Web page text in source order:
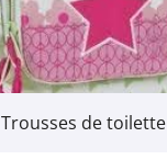
Trousses de toilette